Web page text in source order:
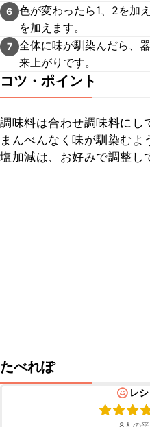
6 色が変わったら1、2を加
を加えます。
7 全体に味が馴染んだら、
来上がりです。
コツ・ポイント
調味料は合わせ調味料にし
まんべんなく味が馴染むよ
塩加減は、お好みで調整し
たべれぽ
レ